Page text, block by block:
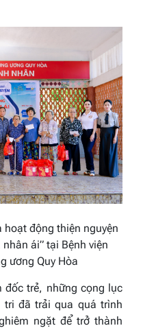
hoạt động thiện nguyện
ái” tại Bệnh viện
ương Quy Hòa
đốc trẻ, những cọng lục
tri đã trải qua quá trình
ngặt để trở thành